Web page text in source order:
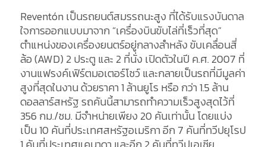
Reventón เป็นรถยนต์สมรรถนะสูง ที่ได้รับแรงบันดาล
ใจการออกแบบมาจาก “เครื่องบินขับไล่ที่เร็วที่สุด”
ตำแหน่งของเครื่องยนตร์อยู่กลางลำหลัง ขับเคลื่อนสี่
ล้อ (AWD) 2 ประตู และ 2 ที่นั่ง เปิดตัวในปี ค.ศ. 2007 ที่
งานแฟรงค์เฟิร์ตมอเตอร์โชว์ และกลายเป็นรถที่มีมูลค่า
สูงที่สุดในงาน ด้วยราคา 1 ล้านยูโร หรือ กว่า 1.5 ล้าน
ดอลลาร์สหรัฐ รถคันนี้สามารถทำความเร็วสูงสุดไว้ที่
356 กม./ชม. มีจำหน่ายเพียง 20 คันเท่านั้น โดยแบ่ง
เป็น 10 คันที่ประเทศสหรัฐอเมริกา อีก 7 คันที่ทวีปยุโรป